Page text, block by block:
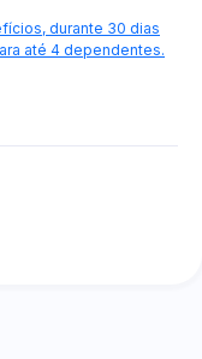
durante 30 dias
até 4 dependentes.